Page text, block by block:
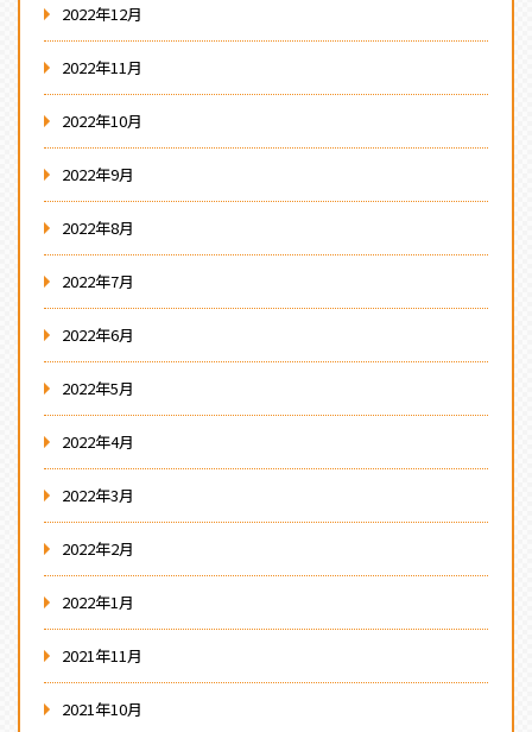
2022年12月
2022年11月
2022年10月
2022年9月
2022年8月
2022年7月
2022年6月
2022年5月
2022年4月
2022年3月
2022年2月
2022年1月
2021年11月
2021年10月